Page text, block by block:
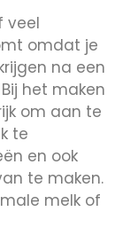
veel
omdat je
na een
het maken
om aan te
te
en ook
te maken.
melk of